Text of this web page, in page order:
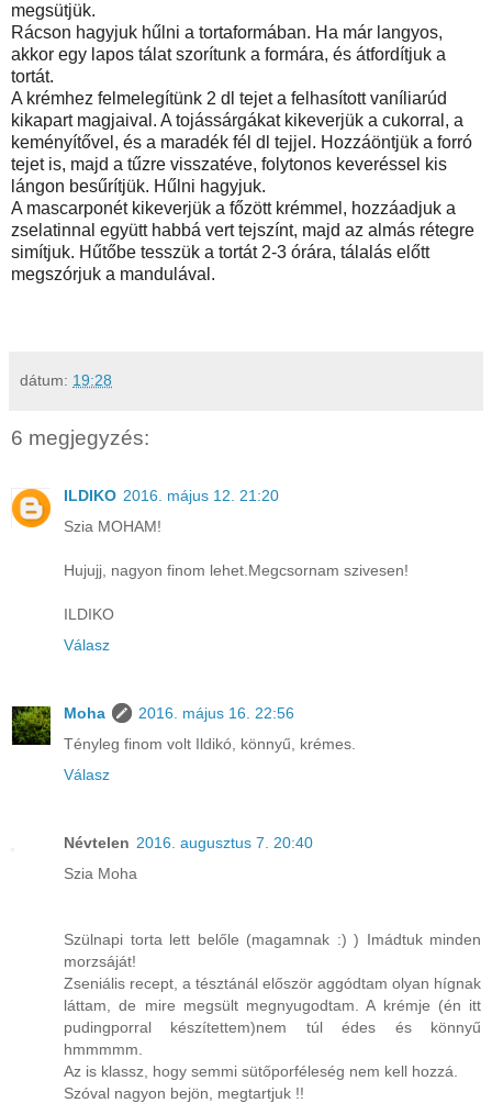
megsütjük.
Rácson hagyjuk hűlni a tortaformában. Ha már langyos,
akkor egy lapos tálat szorítunk a formára, és átfordítjuk a
tortát.
A krémhez felmelegítünk 2 dl tejet a felhasított vaníliarúd
kikapart magjaival. A tojássárgákat kikeverjük a cukorral, a
keményítővel, és a maradék fél dl tejjel. Hozzáöntjük a forró
tejet is, majd a tűzre visszatéve, folytonos keveréssel kis
lángon besűrítjük. Hűlni hagyjuk.
A mascarponét kikeverjük a főzött krémmel, hozzáadjuk a
zselatinnal együtt habbá vert tejszínt, majd az almás rétegre
simítjuk. Hűtőbe tesszük a tortát 2-3 órára, tálalás előtt
megszórjuk a mandulával.
dátum: 19:28
6 megjegyzés:
ILDIKO 2016. május 12. 21:20
Szia MOHAM!
Hujujj, nagyon finom lehet.Megcsornam szivesen!
ILDIKO
Válasz
Moha
2016. május 16. 22:56
Tényleg finom volt Ildikó, könnyű, krémes.
Válasz
Névtelen 2016. augusztus 7. 20:40
Szia Moha
Szülnapi torta lett belőle (magamnak :) ) Imádtuk minden
morzsáját!
Zseniális recept, a tésztánál először aggódtam olyan hígnak
láttam, de mire megsült megnyugodtam. A krémje (én itt
pudingporral készítettem)nem túl édes és könnyű
hmmmmm.
Az is klassz, hogy semmi sütőporféleség nem kell hozzá.
Szóval nagyon bejön, megtartjuk !!